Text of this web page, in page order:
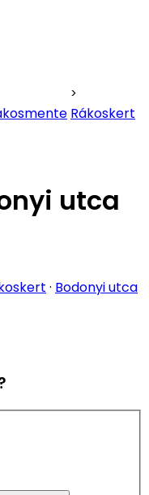
Rákoskert
utca
· Bodonyi utca